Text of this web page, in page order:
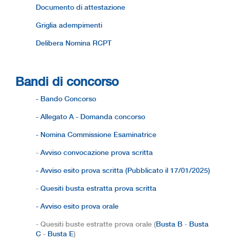
Documento di attestazione
Griglia adempimenti
Delibera Nomina RCPT
Bandi di concorso
- Bando Concorso
- Allegato A - Domanda concorso
- Nomina Commissione Esaminatrice
- Avviso convocazione prova scritta
- Avviso esito prova scritta (Pubblicato il 17/01/2025)
- Quesiti busta estratta prova scritta
- Avviso esito prova orale
- Quesiti buste estratte prova orale (Busta B - Busta
C - Busta E)